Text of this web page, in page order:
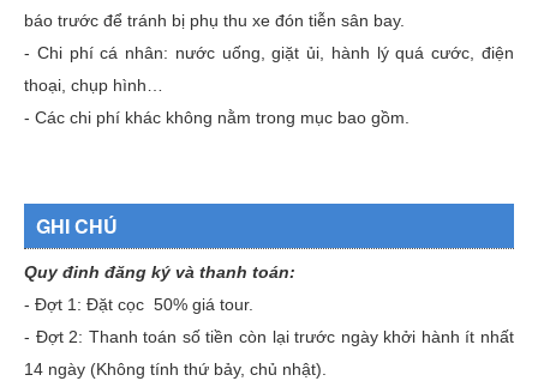
báo trước để tránh bị phụ thu xe đón tiễn sân bay.
- Chi phí cá nhân: nước uống, giặt ủi, hành lý quá cước, điện
thoại, chụp hình…
- Các chi phí khác không nằm trong mục bao gồm.
GHI CHÚ
Quy đinh đăng ký và thanh toán:
- Đợt 1: Đặt cọc 50% giá tour.
- Đợt 2: Thanh toán số tiền còn lại trước ngày khởi hành ít nhất
14 ngày (Không tính thứ bảy, chủ nhật).